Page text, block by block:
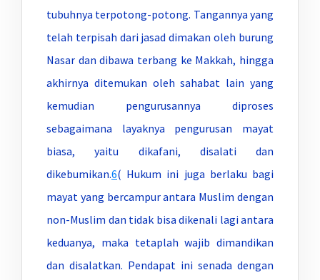
tubuhnya terpotong-potong. Tangannya yang
telah terpisah dari jasad dimakan oleh burung
Nasar dan dibawa terbang ke Makkah, hingga
akhirnya ditemukan oleh sahabat lain yang
kemudian pengurusannya diproses
sebagaimana layaknya pengurusan mayat
biasa, yaitu dikafani, disalati dan
dikebumikan.6( Hukum ini juga berlaku bagi
mayat yang bercampur antara Muslim dengan
non-Muslim dan tidak bisa dikenali lagi antara
keduanya, maka tetaplah wajib dimandikan
dan disalatkan. Pendapat ini senada dengan